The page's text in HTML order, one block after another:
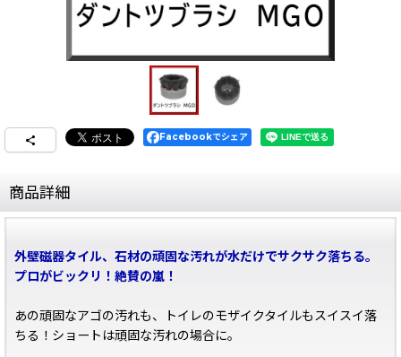
Facebookでシェア
商品詳細
外壁磁器タイル、石材の頑固な汚れが水だけでサクサク落ちる。
プロがビックリ！絶賛の嵐！
あの頑固なアゴの汚れも、トイレのモザイクタイルもスイスイ落
ちる！ショートは頑固な汚れの場合に。